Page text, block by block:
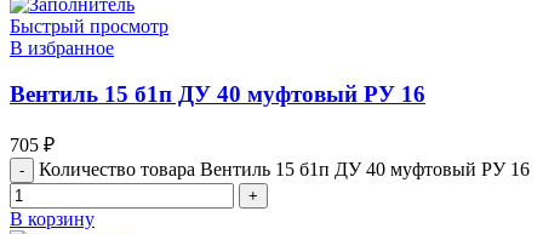
Быстрый просмотр
В избранное
Вентиль 15 б1п ДУ 40 муфтовый РУ 16
705 ₽
Количество товара Вентиль 15 б1п ДУ 40 муфтовый РУ 16
В корзину